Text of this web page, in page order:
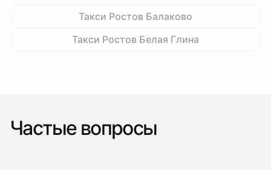
Такси Ростов Балаково
Такси Ростов Белая Глина
Частые вопросы